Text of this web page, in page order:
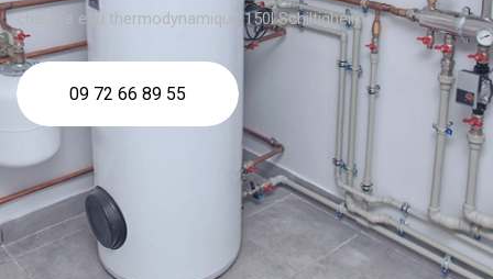
chauffe eau thermodynamique 150l Schiltigheim
09 72 66 89 55